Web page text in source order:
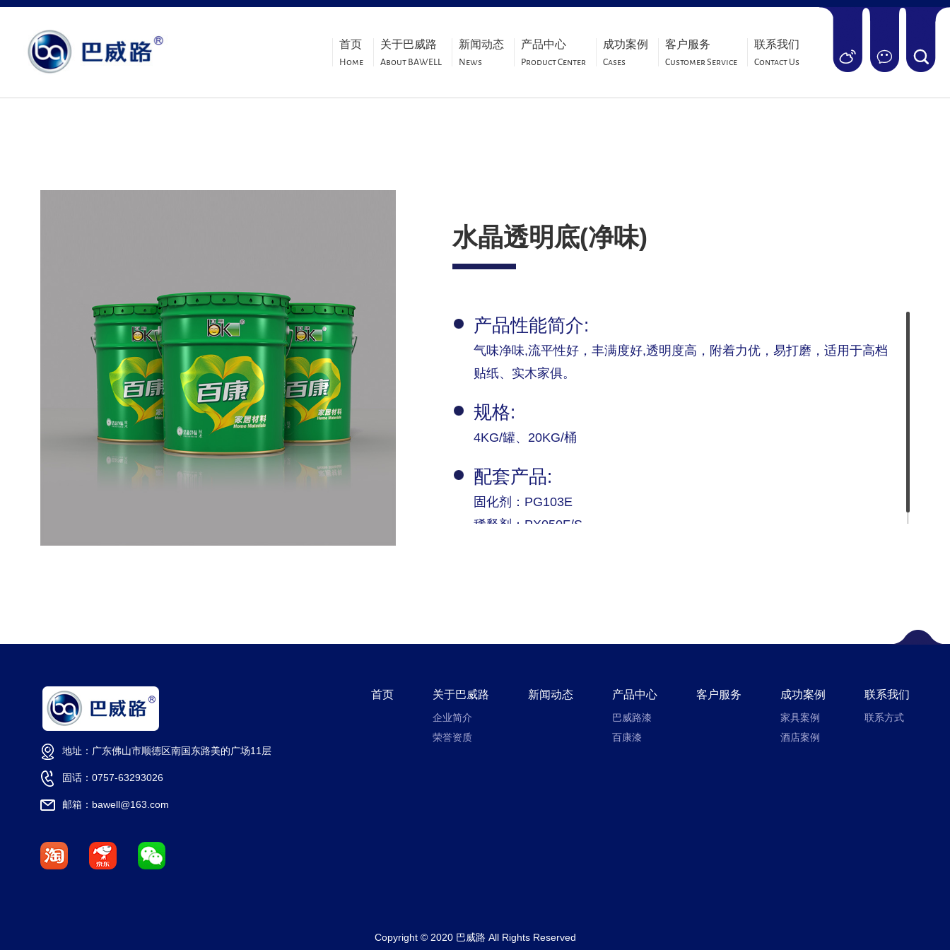
首页
Home
关于巴威路
About BAWELL
新闻动态
News
产品中心
Product Center
成功案例
Cases
客户服务
Customer Service
联系我们
Contact Us
水晶透明底(净味)
产品性能简介:
气味净味,流平性好，丰满度好,透明度高，附着力优，易打磨，适用于高档
贴纸、实木家俱。
规格:
4KG/罐、20KG/桶
配套产品:
固化剂：PG103E
稀释剂：PX050F/S
地址：广东佛山市顺德区南国东路美的广场11层
固话：0757-63293026
邮箱：bawell@163.com
首页 关于巴威路
企业简介
荣誉资质
新闻动态 产品中心
巴威路漆
百康漆
客户服务 成功案例
家具案例
酒店案例
联系我们
联系方式
Copyright © 2020 巴威路 All Rights Reserved